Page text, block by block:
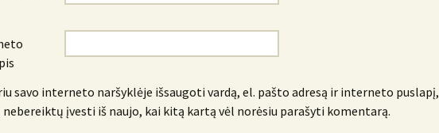
savo interneto naršyklėje išsaugoti vardą, el. pašto adresą ir interneto puslapį,
nebereiktų įvesti iš naujo, kai kitą kartą vėl norėsiu parašyti komentarą.